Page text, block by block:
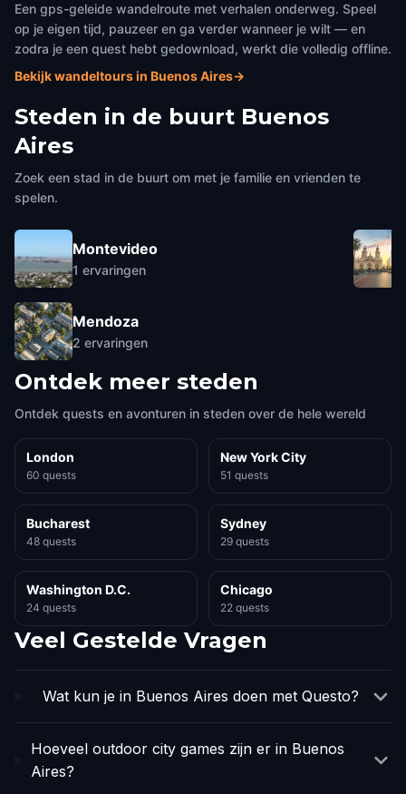
Een gps-geleide wandelroute met verhalen onderweg. Speel
op je eigen tijd, pauzeer en ga verder wanneer je wilt — en
zodra je een quest hebt gedownload, werkt die volledig offline.
Bekijk wandeltours in Buenos Aires→
Steden in de buurt Buenos
Aires
Zoek een stad in de buurt om met je familie en vrienden te
spelen.
Montevideo
1 ervaringen
Mendoza
2 ervaringen
Ontdek meer steden
Ontdek quests en avonturen in steden over de hele wereld
London
60 quests
New York City
51 quests
Bucharest
48 quests
Sydney
29 quests
Washington D.C.
24 quests
Chicago
22 quests
Veel Gestelde Vragen
Wat kun je in Buenos Aires doen met Questo?
Hoeveel outdoor city games zijn er in Buenos
Aires?